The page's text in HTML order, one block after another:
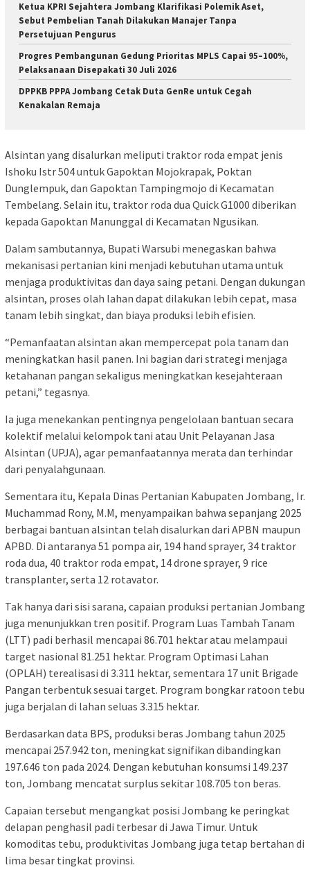
Ketua KPRI Sejahtera Jombang Klarifikasi Polemik Aset,
Sebut Pembelian Tanah Dilakukan Manajer Tanpa
Persetujuan Pengurus
Progres Pembangunan Gedung Prioritas MPLS Capai 95–100%,
Pelaksanaan Disepakati 30 Juli 2026
DPPKB PPPA Jombang Cetak Duta GenRe untuk Cegah
Kenakalan Remaja
Alsintan yang disalurkan meliputi traktor roda empat jenis
Ishoku Istr 504 untuk Gapoktan Mojokrapak, Poktan
Dunglempuk, dan Gapoktan Tampingmojo di Kecamatan
Tembelang. Selain itu, traktor roda dua Quick G1000 diberikan
kepada Gapoktan Manunggal di Kecamatan Ngusikan.
Dalam sambutannya, Bupati Warsubi menegaskan bahwa
mekanisasi pertanian kini menjadi kebutuhan utama untuk
menjaga produktivitas dan daya saing petani. Dengan dukungan
alsintan, proses olah lahan dapat dilakukan lebih cepat, masa
tanam lebih singkat, dan biaya produksi lebih efisien.
“Pemanfaatan alsintan akan mempercepat pola tanam dan
meningkatkan hasil panen. Ini bagian dari strategi menjaga
ketahanan pangan sekaligus meningkatkan kesejahteraan
petani,” tegasnya.
Ia juga menekankan pentingnya pengelolaan bantuan secara
kolektif melalui kelompok tani atau Unit Pelayanan Jasa
Alsintan (UPJA), agar pemanfaatannya merata dan terhindar
dari penyalahgunaan.
Sementara itu, Kepala Dinas Pertanian Kabupaten Jombang, Ir.
Muchammad Rony, M.M, menyampaikan bahwa sepanjang 2025
berbagai bantuan alsintan telah disalurkan dari APBN maupun
APBD. Di antaranya 51 pompa air, 194 hand sprayer, 34 traktor
roda dua, 40 traktor roda empat, 14 drone sprayer, 9 rice
transplanter, serta 12 rotavator.
Tak hanya dari sisi sarana, capaian produksi pertanian Jombang
juga menunjukkan tren positif. Program Luas Tambah Tanam
(LTT) padi berhasil mencapai 86.701 hektar atau melampaui
target nasional 81.251 hektar. Program Optimasi Lahan
(OPLAH) terealisasi di 3.311 hektar, sementara 17 unit Brigade
Pangan terbentuk sesuai target. Program bongkar ratoon tebu
juga berjalan di lahan seluas 3.315 hektar.
Berdasarkan data BPS, produksi beras Jombang tahun 2025
mencapai 257.942 ton, meningkat signifikan dibandingkan
197.646 ton pada 2024. Dengan kebutuhan konsumsi 149.237
ton, Jombang mencatat surplus sekitar 108.705 ton beras.
Capaian tersebut mengangkat posisi Jombang ke peringkat
delapan penghasil padi terbesar di Jawa Timur. Untuk
komoditas tebu, produktivitas Jombang juga tetap bertahan di
lima besar tingkat provinsi.